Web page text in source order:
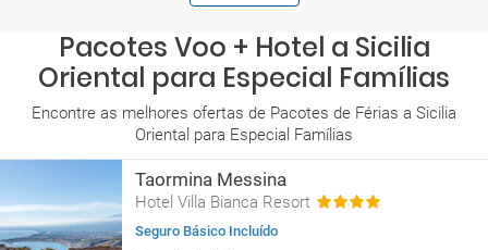
Pacotes Voo + Hotel a Sicilia
Oriental para Especial Famílias
Encontre as melhores ofertas de Pacotes de Férias a Sicilia
Oriental para Especial Famílias
Taormina Messina
Hotel Villa Bianca Resort
Seguro Básico Incluído